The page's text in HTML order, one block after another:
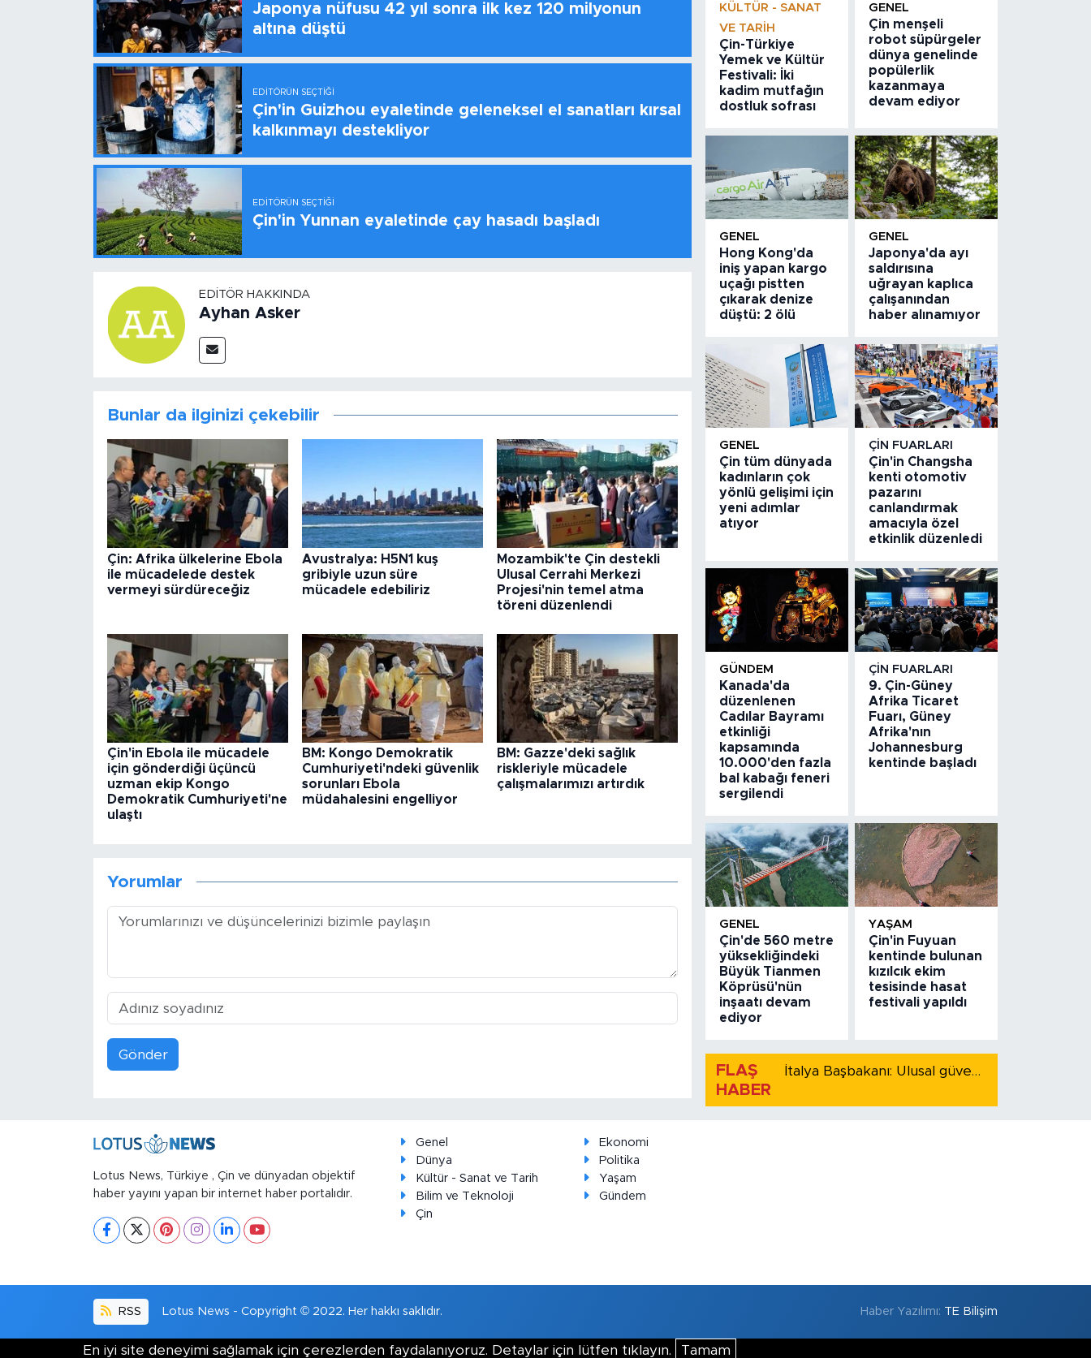
Japonya nüfusu 42 yıl sonra ilk kez 120 milyonun
altına düştü
EDITÖRÜN SEÇTIĞI
Çin'in Guizhou eyaletinde geleneksel el sanatları kırsal
kalkınmayı destekliyor
EDITÖRÜN SEÇTIĞI
Çin'in Yunnan eyaletinde çay hasadı başladı
EDITÖR HAKKINDA
Ayhan Asker
Bunlar da ilginizi çekebilir
Çin: Afrika ülkelerine Ebola
ile mücadelede destek
vermeyi sürdüreceğiz
Avustralya: H5N1 kuş
gribiyle uzun süre
mücadele edebiliriz
Mozambik'te Çin destekli
Ulusal Cerrahi Merkezi
Projesi'nin temel atma
töreni düzenlendi
Çin'in Ebola ile mücadele
için gönderdiği üçüncü
uzman ekip Kongo
Demokratik Cumhuriyeti'ne
ulaştı
BM: Kongo Demokratik
Cumhuriyeti'ndeki güvenlik
sorunları Ebola
müdahalesini engelliyor
BM: Gazze'deki sağlık
riskleriyle mücadele
çalışmalarımızı artırdık
Yorumlar
Gönder
KÜLTÜR - SANAT
VE TARIH
Çin-Türkiye
Yemek ve Kültür
Festivali: İki
kadim mutfağın
dostluk sofrası
GENEL
Çin menşeli
robot süpürgeler
dünya genelinde
popülerlik
kazanmaya
devam ediyor
GENEL
Hong Kong'da
iniş yapan kargo
uçağı pistten
çıkarak denize
düştü: 2 ölü
GENEL
Japonya'da ayı
saldırısına
uğrayan kaplıca
çalışanından
haber alınamıyor
GENEL
Çin tüm dünyada
kadınların çok
yönlü gelişimi için
yeni adımlar
atıyor
ÇIN FUARLARI
Çin'in Changsha
kenti otomotiv
pazarını
canlandırmak
amacıyla özel
etkinlik düzenledi
GÜNDEM
Kanada'da
düzenlenen
Cadılar Bayramı
etkinliği
kapsamında
10.000'den fazla
bal kabağı feneri
sergilendi
ÇIN FUARLARI
9. Çin-Güney
Afrika Ticaret
Fuarı, Güney
Afrika'nın
Johannesburg
kentinde başladı
GENEL
Çin'de 560 metre
yüksekliğindeki
Büyük Tianmen
Köprüsü'nün
inşaatı devam
ediyor
YAŞAM
Çin'in Fuyuan
kentinde bulunan
kızılcık ekim
tesisinde hasat
festivali yapıldı
FLAŞ
HABER
İtalya Başbakanı: Ulusal güvenliği korumak için İspanya ile Schengen kapsamındaki serbest dolaşımı askıya alıyoruz
Lotus News, Türkiye , Çin ve dünyadan objektif
haber yayını yapan bir internet haber portalıdır.
Genel
Ekonomi
Dünya
Politika
Kültür - Sanat ve Tarih
Yaşam
Bilim ve Teknoloji
Gündem
Çin
RSS Lotus News - Copyright © 2022. Her hakkı saklıdır. Haber Yazılımı: TE Bilişim
En iyi site deneyimi sağlamak için çerezlerden faydalanıyoruz. Detaylar için lütfen tıklayın. Tamam